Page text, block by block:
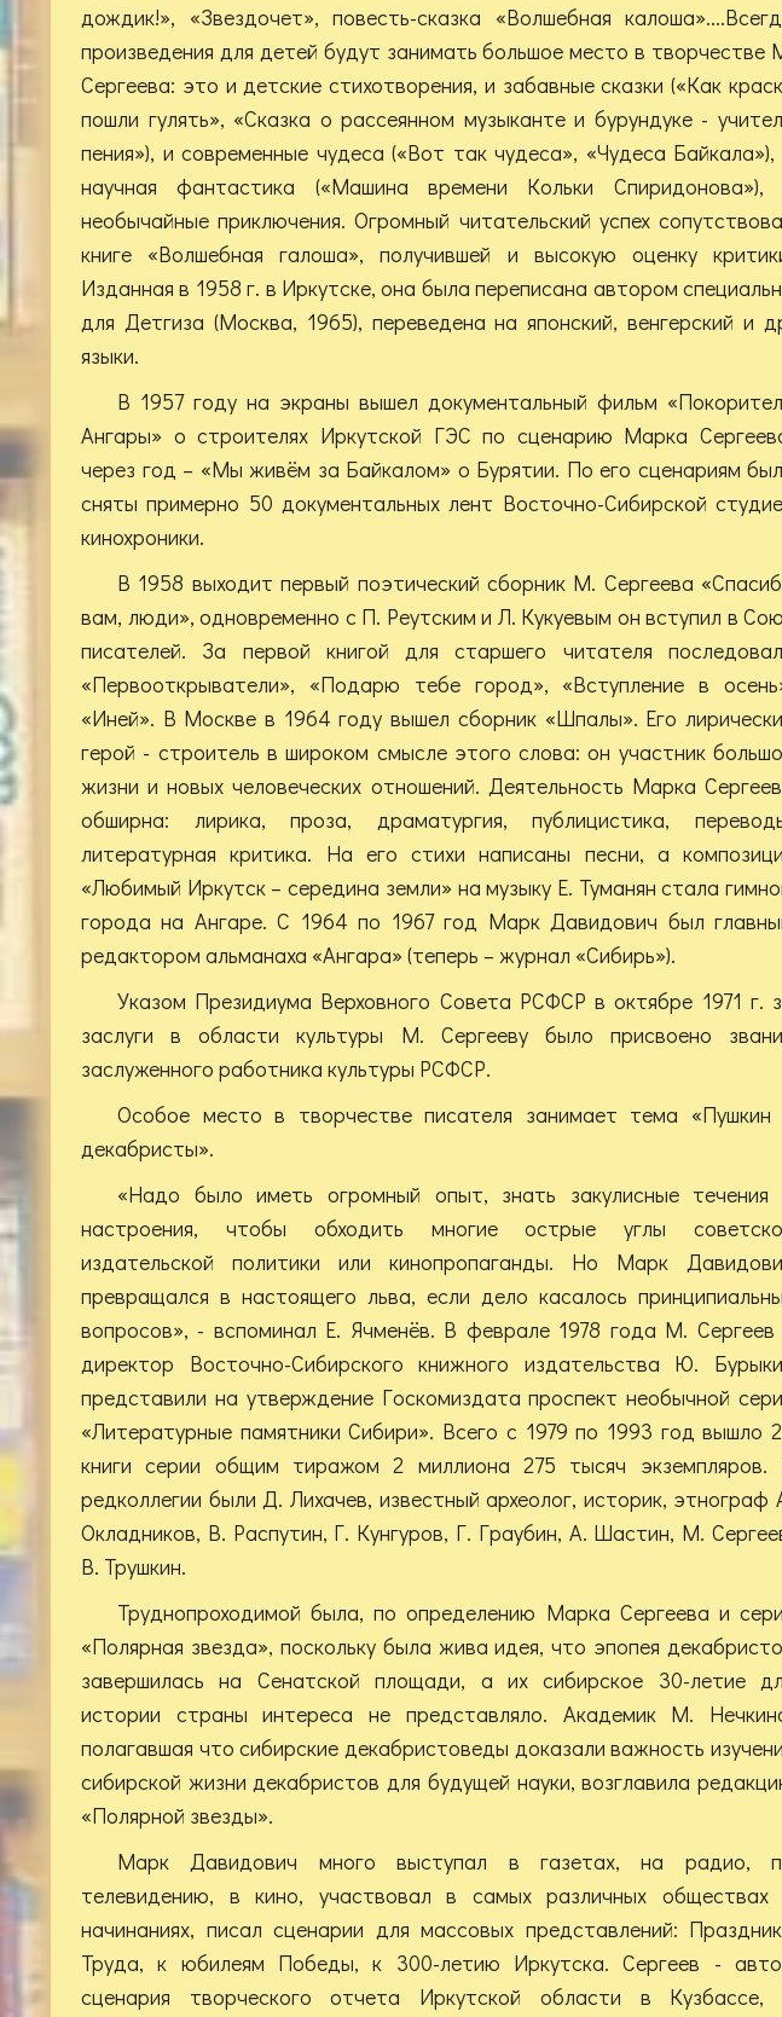
дождик!», «Звездочет», повесть-сказка «Волшебная
произведения для детей будут занимать большое место в творчестве
Сергеева: это и детские стихотворения, и забавные сказки («Как
пошли гулять», «Сказка о рассеянном музыканте и бурундуке -
пения»), и современные чудеса («Вот так чудеса», «Чудеса Байкала»),
научная фантастика («Машина времени Кольки Спиридонова»),
необычайные приключения. Огромный читательский успех
книге «Волшебная галоша», получившей и высокую оценку
Изданная в 1958 г. в Иркутске, она была переписана автором
для Детгиза (Москва, 1965), переведена на японский, венгерский и
языки.
В 1957 году на экраны вышел документальный фильм
Ангары» о строителях Иркутской ГЭС по сценарию Марка
через год – «Мы живём за Байкалом» о Бурятии. По его сценариям
сняты примерно 50 документальных лент Восточно-Сибирской
кинохроники.
В 1958 выходит первый поэтический сборник М. Сергеева
вам, люди», одновременно с П. Реутским и Л. Кукуевым он вступил в
писателей. За первой книгой для старшего читателя
«Первооткрыватели», «Подарю тебе город», «Вступление в
«Иней». В Москве в 1964 году вышел сборник «Шпалы». Его
герой - строитель в широком смысле этого слова: он участник
жизни и новых человеческих отношений. Деятельность Марка
обширна: лирика, проза, драматургия, публицистика,
литературная критика. На его стихи написаны песни, а
«Любимый Иркутск – середина земли» на музыку Е. Туманян стала
города на Ангаре. С 1964 по 1967 год Марк Давидович был
редактором альманаха «Ангара» (теперь – журнал «Сибирь»).
Указом Президиума Верховного Совета РСФСР в октябре 1971 г.
заслуги в области культуры М. Сергееву было присвоено
заслуженного работника культуры РСФСР.
Особое место в творчестве писателя занимает тема «Пушкин
декабристы».
«Надо было иметь огромный опыт, знать закулисные течения
настроения, чтобы обходить многие острые углы
издательской политики или кинопропаганды. Но Марк
превращался в настоящего льва, если дело касалось
вопросов», - вспоминал Е. Ячменёв. В феврале 1978 года М. Сергеев
директор Восточно-Сибирского книжного издательства Ю.
представили на утверждение Госкомиздата проспект необычной
«Литературные памятники Сибири». Всего с 1979 по 1993 год вышло
книги серии общим тиражом 2 миллиона 275 тысяч экземпляров.
редколлегии были Д. Лихачев, известный археолог, историк, этнограф
Окладников, В. Распутин, Г. Кунгуров, Г. Граубин, А. Шастин, М.
В. Трушкин.
Труднопроходимой была, по определению Марка Сергеева и
«Полярная звезда», поскольку была жива идея, что эпопея
завершилась на Сенатской площади, а их сибирское 30-летие
истории страны интереса не представляло. Академик М.
полагавшая что сибирские декабристоведы доказали важность
сибирской жизни декабристов для будущей науки, возглавила
«Полярной звезды».
Марк Давидович много выступал в газетах, на радио,
телевидению, в кино, участвовал в самых различных обществах
начинаниях, писал сценарии для массовых представлений:
Труда, к юбилеям Победы, к 300-летию Иркутска. Сергеев -
сценария творческого отчета Иркутской области в Кузбассе,